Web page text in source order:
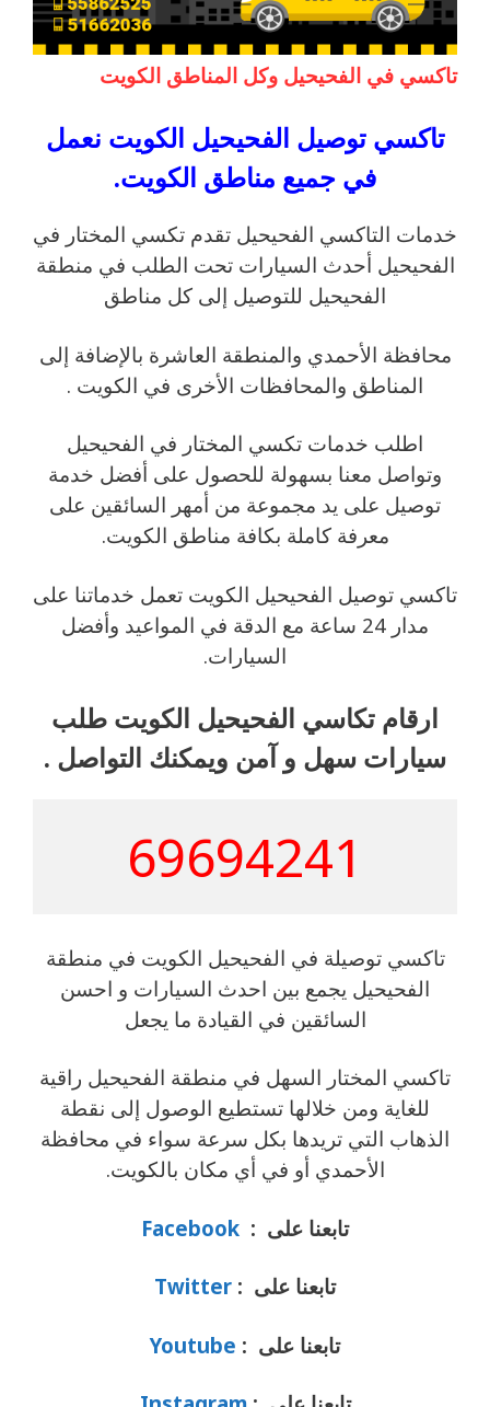
تاكسي في الفحيحيل وكل المناطق الكويت
تاكسي توصيل الفحيحيل الكويت نعمل
في جميع مناطق الكويت.
خدمات التاكسي الفحيحيل تقدم تكسي المختار في
الفحيحيل أحدث السيارات تحت الطلب في منطقة
الفحيحيل للتوصيل إلى كل مناطق
محافظة الأحمدي والمنطقة العاشرة بالإضافة إلى
المناطق والمحافظات الأخرى في الكويت .
اطلب خدمات تكسي المختار في الفحيحيل
وتواصل معنا بسهولة للحصول على أفضل خدمة
توصيل على يد مجموعة من أمهر السائقين على
معرفة كاملة بكافة مناطق الكويت.
تاكسي توصيل الفحيحيل الكويت تعمل خدماتنا على
مدار 24 ساعة مع الدقة في المواعيد وأفضل
السيارات.
ارقام تكاسي الفحيحيل الكويت طلب
سيارات سهل و آمن ويمكنك التواصل .
69694241
تاكسي توصيلة في الفحيحيل الكويت في منطقة
الفحيحيل يجمع بين احدث السيارات و احسن
السائقين في القيادة ما يجعل
تاكسي المختار السهل في منطقة الفحيحيل راقية
للغاية ومن خلالها تستطيع الوصول إلى نقطة
الذهاب التي تريدها بكل سرعة سواء في محافظة
الأحمدي أو في أي مكان بالكويت.
تابعنا على : Facebook
تابعنا على : Twitter
تابعنا على : Youtube